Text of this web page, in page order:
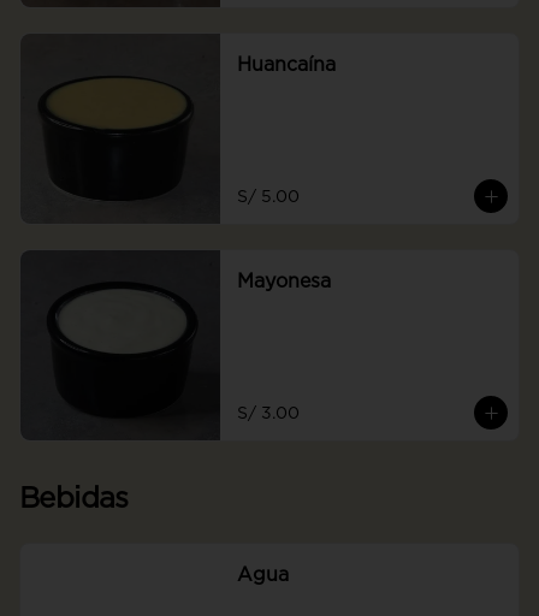
Huancaína
S/ 5.00
Mayonesa
S/ 3.00
Bebidas
Agua